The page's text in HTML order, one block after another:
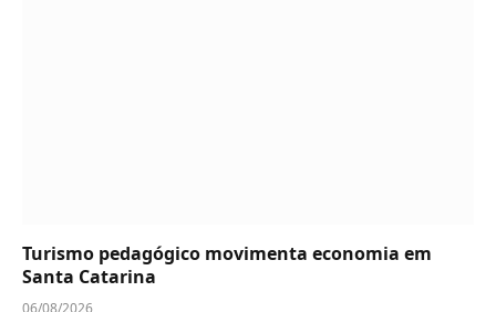
Turismo pedagógico movimenta economia em
Santa Catarina